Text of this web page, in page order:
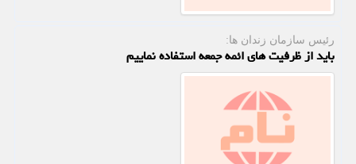
رئیس سازمان زندان ها:
باید از ظرفیت های ائمه جمعه استفاده نماییم